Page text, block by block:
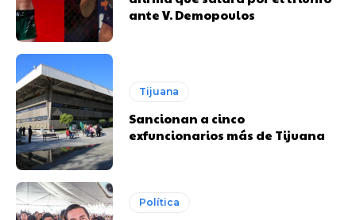
ante V. Demopoulos
Tijuana
Sancionan a cinco
exfuncionarios más de Tijuana
Política